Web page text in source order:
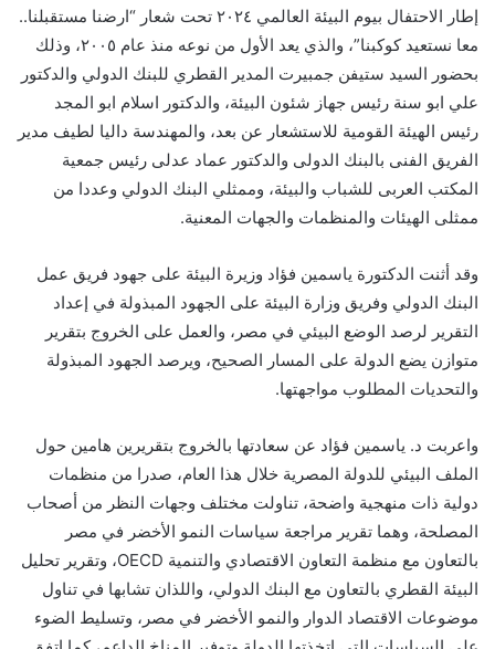
إطار الاحتفال بيوم البيئة العالمي ٢٠٢٤ تحت شعار “ارضنا مستقبلنا..
معا نستعيد كوكبنا”، والذي يعد الأول من نوعه منذ عام ٢٠٠٥، وذلك
بحضور السيد ستيفن جمبيرت المدير القطري للبنك الدولي والدكتور
علي ابو سنة رئيس جهاز شئون البيئة، والدكتور اسلام ابو المجد
رئيس الهيئة القومية للاستشعار عن بعد، والمهندسة داليا لطيف مدير
الفريق الفنى بالبنك الدولى والدكتور عماد عدلى رئيس جمعية
المكتب العربى للشباب والبيئة، وممثلي البنك الدولي وعددا من
ممثلى الهيئات والمنظمات والجهات المعنية.
وقد أثنت الدكتورة ياسمين فؤاد وزيرة البيئة على جهود فريق عمل
البنك الدولي وفريق وزارة البيئة على الجهود المبذولة في إعداد
التقرير لرصد الوضع البيئي في مصر، والعمل على الخروج بتقرير
متوازن يضع الدولة على المسار الصحيح، ويرصد الجهود المبذولة
والتحديات المطلوب مواجهتها.
واعربت د. ياسمين فؤاد عن سعادتها بالخروج بتقريرين هامين حول
الملف البيئي للدولة المصرية خلال هذا العام، صدرا من منظمات
دولية ذات منهجية واضحة، تناولت مختلف وجهات النظر من أصحاب
المصلحة، وهما تقرير مراجعة سياسات النمو الأخضر في مصر
بالتعاون مع منظمة التعاون الاقتصادي والتنمية OECD، وتقرير تحليل
البيئة القطري بالتعاون مع البنك الدولي، واللذان تشابها في تناول
موضوعات الاقتصاد الدوار والنمو الأخضر في مصر، وتسليط الضوء